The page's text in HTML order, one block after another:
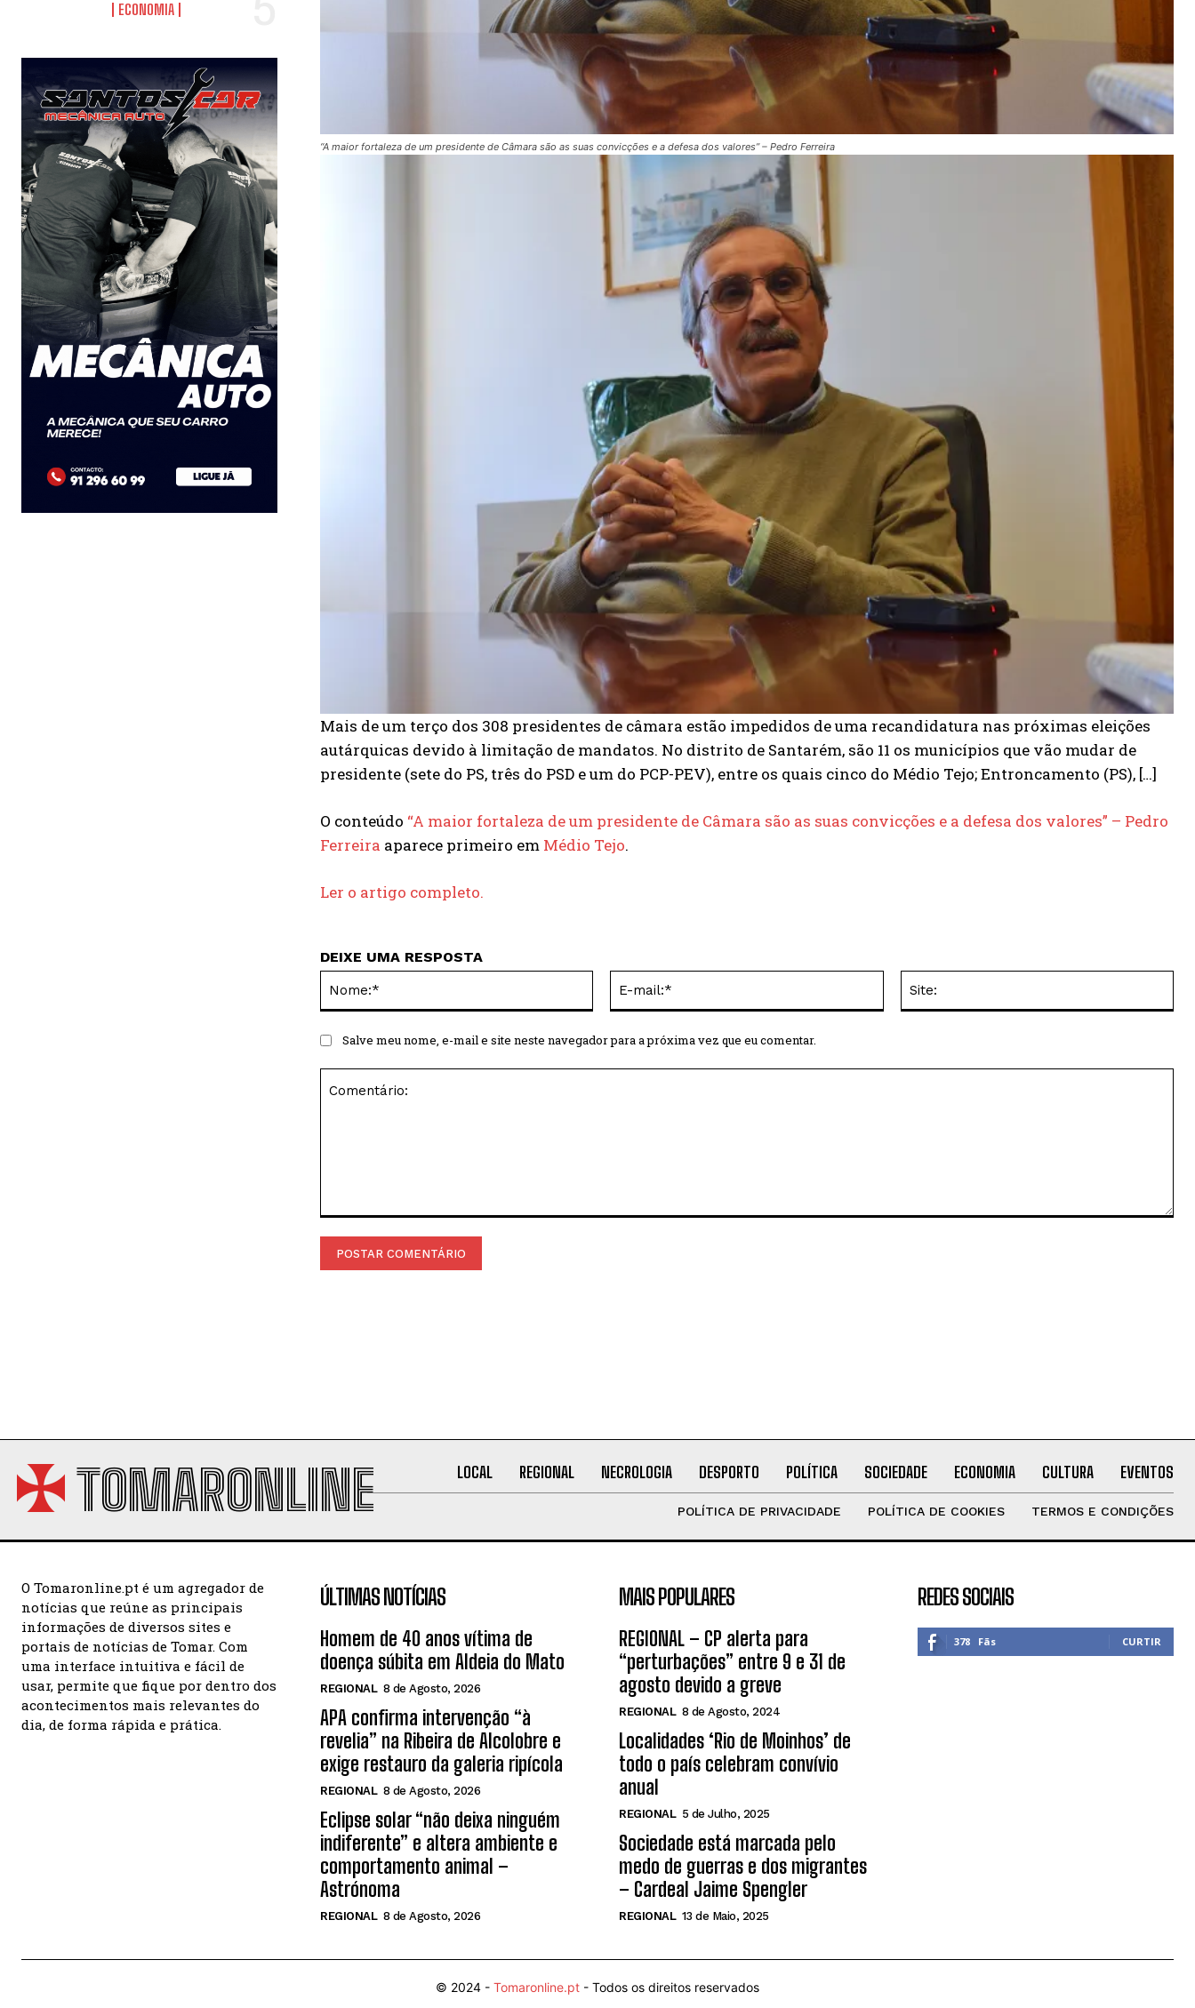
ECONOMIA
“A maior fortaleza de um presidente de Câmara são as suas convicções e a defesa dos valores” – Pedro Ferreira
Mais de um terço dos 308 presidentes de câmara estão impedidos de uma recandidatura nas próximas eleições
autárquicas devido à limitação de mandatos. No distrito de Santarém, são 11 os municípios que vão mudar de
presidente (sete do PS, três do PSD e um do PCP-PEV), entre os quais cinco do Médio Tejo; Entroncamento (PS), […]
O conteúdo “A maior fortaleza de um presidente de Câmara são as suas convicções e a defesa dos valores” – Pedro
Ferreira aparece primeiro em Médio Tejo.
Ler o artigo completo.
DEIXE UMA RESPOSTA
mail:*
Salve meu nome, e-mail e site neste navegador para a próxima vez que eu comentar.
TOMARONLINE LOCAL REGIONAL NECROLOGIA DESPORTO POLÍTICA SOCIEDADE ECONOMIA CULTURA EVENTOS
POLÍTICA DE PRIVACIDADE POLÍTICA DE COOKIES TERMOS E CONDIÇÕES
O Tomaronline.pt é um agregador de
notícias que reúne as principais
informações de diversos sites e
portais de notícias de Tomar. Com
uma interface intuitiva e fácil de
usar, permite que fique por dentro dos
acontecimentos mais relevantes do
dia, de forma rápida e prática.
ÚLTIMAS NOTÍCIAS
Homem de 40 anos vítima de
doença súbita em Aldeia do Mato
REGIONAL 8 de Agosto, 2026
APA confirma intervenção “à
revelia” na Ribeira de Alcolobre e
exige restauro da galeria ripícola
REGIONAL 8 de Agosto, 2026
Eclipse solar “não deixa ninguém
indiferente” e altera ambiente e
comportamento animal –
Astrónoma
REGIONAL 8 de Agosto, 2026
MAIS POPULARES
REGIONAL – CP alerta para
“perturbações” entre 9 e 31 de
agosto devido a greve
REGIONAL 8 de Agosto, 2024
Localidades ‘Rio de Moinhos’ de
todo o país celebram convívio
anual
REGIONAL 5 de Julho, 2025
Sociedade está marcada pelo
medo de guerras e dos migrantes
– Cardeal Jaime Spengler
REGIONAL 13 de Maio, 2025
REDES SOCIAIS
378 Fãs CURTIR
© 2024 - Tomaronline.pt - Todos os direitos reservados